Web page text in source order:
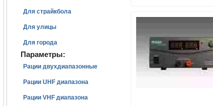
Для страйкбола
Для улицы
Для города
Параметры:
Рации двухдиапазонные
Рации UHF диапазона
Рации VHF диапазона